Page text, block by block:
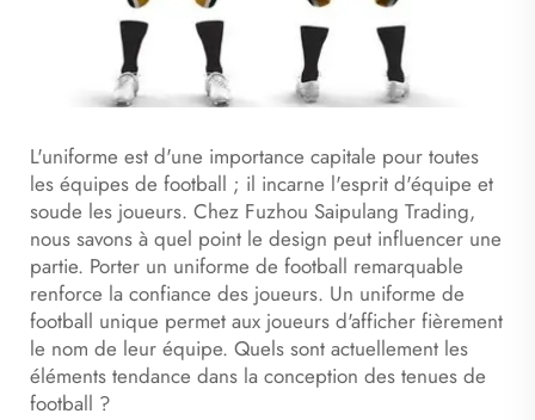
L'uniforme est d'une importance capitale pour toutes
les équipes de football ; il incarne l'esprit d'équipe et
soude les joueurs. Chez Fuzhou Saipulang Trading,
nous savons à quel point le design peut influencer une
partie. Porter un uniforme de football remarquable
renforce la confiance des joueurs. Un uniforme de
football unique permet aux joueurs d'afficher fièrement
le nom de leur équipe. Quels sont actuellement les
éléments tendance dans la conception des tenues de
football ?